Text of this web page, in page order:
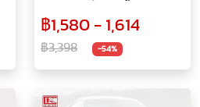
ไร้สาย อุปกรณ์ครบชุด สาย
ยาว5เมตร
฿1,580 - 1,614
฿3,398 -54%